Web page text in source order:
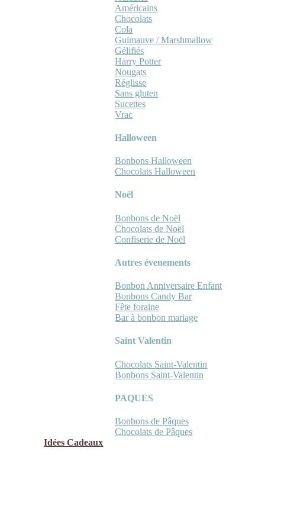
Américains
Chocolats
Cola
Guimauve / Marshmallow
Gélifiés
Harry Potter
Nougats
Réglisse
Sans gluten
Sucettes
Vrac
Halloween
Bonbons Halloween
Chocolats Halloween
Noël
Bonbons de Noël
Chocolats de Noël
Confiserie de Noël
Autres évenements
Bonbon Anniversaire Enfant
Bonbons Candy Bar
Fête foraine
Bar à bonbon mariage
Saint Valentin
Chocolats Saint-Valentin
Bonbons Saint-Valentin
PAQUES
Bonbons de Pâques
Chocolats de Pâques
Idées Cadeaux